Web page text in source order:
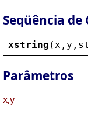
Seqüência
xstring ( x , y ,
Parâmetros
x,y